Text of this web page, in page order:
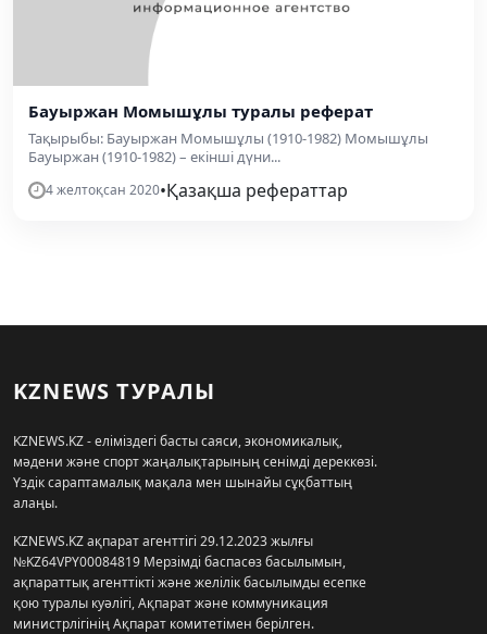
Бауыржан Момышұлы туралы реферат
Тақырыбы: Бауыржан Момышұлы (1910-1982) Момышұлы
Бауыржан (1910-1982) – екінші дүни...
4 желтоқсан 2020•Қазақша рефераттар
KZNEWS ТУРАЛЫ
KZNEWS.KZ - еліміздегі басты саяси, экономикалық,
мәдени және спорт жаңалықтарының сенімді дереккөзі.
Үздік сараптамалық мақала мен шынайы сұқбаттың
алаңы.
KZNEWS.KZ ақпарат агенттігі 29.12.2023 жылғы
№KZ64VPY00084819 Мерзімді баспасөз басылымын,
ақпараттық агенттікті және желілік басылымды есепке
қою туралы куәлігі, Ақпарат және коммуникация
министрлігінің Ақпарат комитетімен берілген.